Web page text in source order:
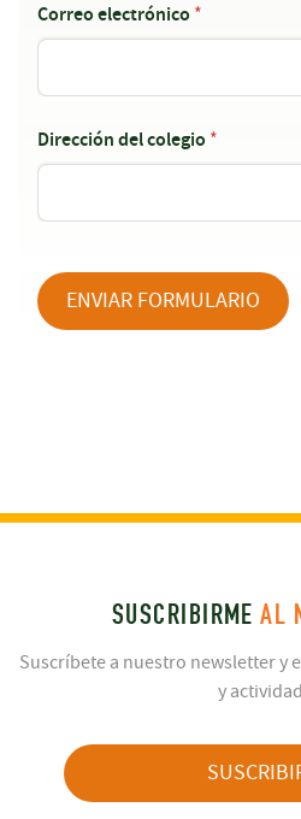
Correo electrónico *
Dirección del colegio *
ENVIAR FORMULARIO
SUSCRIBIRMEAL
Suscríbete a nuestro newsletter y
y